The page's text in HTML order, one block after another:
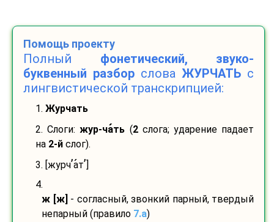
Помощь проекту
Полный фонетический, звуко-
буквенный разбор слова ЖУРЧАТЬ с
лингвистической транскрипцией:
1. Журчать
2. Слоги:жур-чать (2слога; ударение падает
на 2-й слог).
3. [журч’ат’
4.
ж [ж] - согласный, звонкий парный, твердый
непарный (правило 7.a)